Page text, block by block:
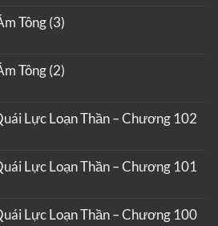
Tông (3)
Tông (2)
Lực Loạn Thần – Chương 102
Lực Loạn Thần – Chương 101
Lực Loạn Thần – Chương 100